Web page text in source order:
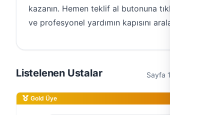
kazanın. Hemen teklif al butonuna tıklayın
ve profesyonel yardımın kapısını aralayın!
Listelenen Ustalar Sayfa 1 / 1 (2 usta)
Gold Üye